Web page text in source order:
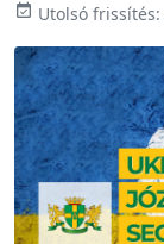
 Utolsó frissítés: